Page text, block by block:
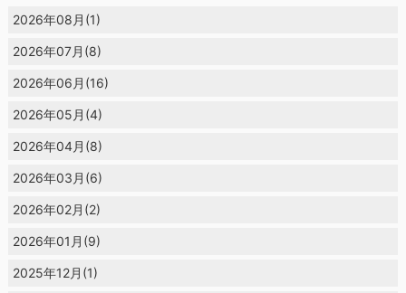
2026年08月(1)
2026年07月(8)
2026年06月(16)
2026年05月(4)
2026年04月(8)
2026年03月(6)
2026年02月(2)
2026年01月(9)
2025年12月(1)